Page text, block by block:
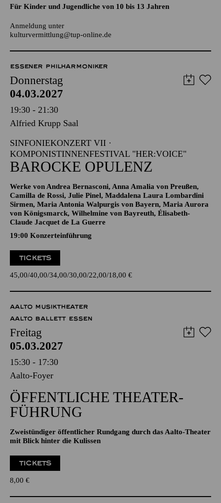
AALTO LABS
Für Kinder und Jugendliche von 10 bis 13 Jahren
kulturvermittlung@tup-online.de
ESSENER PHILHARMONIKER
Donnerstag
04.03.2027
19:30 - 21:30
Alfried Krupp Saal
SINFONIEKONZERT VII ·
KOMPONISTINNENFESTIVAL "HER:VOICE"
BAROCKE OPULENZ
Werke von Andrea Bernasconi, Anna Amalia von Preußen,
Camilla de Rossi, Julie Pinel, Maddalena Laura Lombardini
Sirmen, Maria Antonia Walpurgis von Bayern, Maria Aurora
Claude Jacquet de La Guerre
19:00 Konzerteinführung
45,00 40,00 34,00 30,00
AALTO MUSIKTHEATER
AALTO BALLETT ESSEN
Freitag
05.03.2027
15:30 - 17:30
Aalto-Foyer
ÖFFENTLICHE THEATER­
FÜHRUNG
Zweistündiger öffentlicher Rundgang durch das Aalto-Theater
mit Blick hinter die Kulissen